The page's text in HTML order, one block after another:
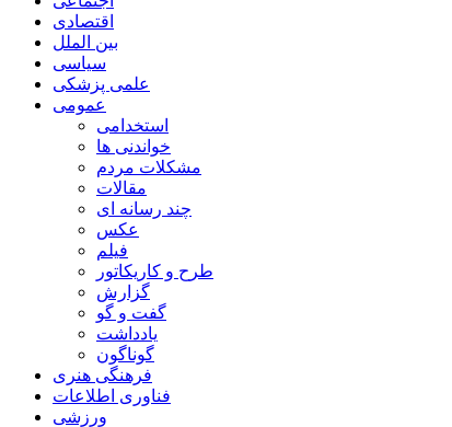
اقتصادی
بین الملل
سیاسی
علمی پزشکی
عمومی
استخدامی
خواندنی ها
مشکلات مردم
مقالات
چند رسانه ای
عکس
فیلم
طرح و کاریکاتور
گزارش
گفت و گو
یادداشت
گوناگون
فرهنگی هنری
فناوری اطلاعات
ورزشی